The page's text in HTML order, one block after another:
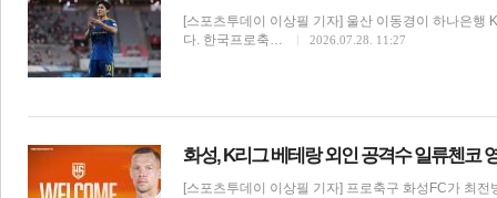
인
[스포츠투데이 이상필 기자] 울산 이동경이 하나은행
다. 한국프로축…
2026.07.28. 11:27
화성, K리그 베테랑 외인 공격수 일류첸코
[스포츠투데이 이상필 기자] 프로축구 화성FC가 최